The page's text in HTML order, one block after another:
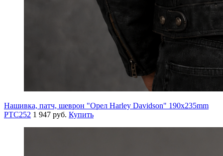
Нашивка, патч, шеврон "Орел Harley Davidson" 190x235mm
PTC252 1 947 руб. Купить